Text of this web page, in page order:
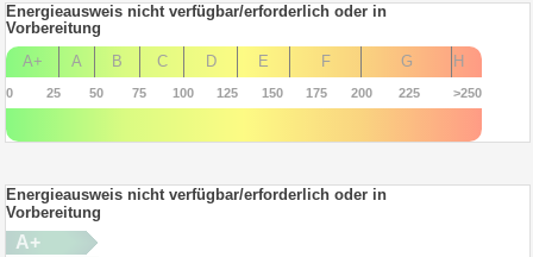
Energieausweis nicht verfügbar/erforderlich oder in
Vorbereitung
A+
A B C D E F G H
0 25 50 75 100 125 150 175 200 225 >250
Energieausweis nicht verfügbar/erforderlich oder in
Vorbereitung
A+